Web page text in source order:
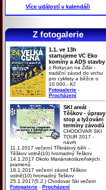
Více událostí v kalendáři
Z fotogalerie
1.1. ve 13h
startujeme VC Eko
komíny a ADS stavby
z Rokycan na Žďár -
tradiční závod do vrchu
pro cyklisty a běžce o
10 000,- Kč
Fotogalerie -
Procházení
SKI areál
Těškov - úpravy
stop a lyžování
termíny závodů
CHODOVAR SKI
TOUR 2017 -
návrh
11.1.2017 večerní Tříkrálový běh -
Těškov volně(10) hromadný Teškov
14.1.2017 Okolo Mariánskolázeňských
pramenů
18.1.2017 večerní závod Těškov
volně(10) hromadný Teškov
25.1.2017(5.2.) Chodovar Ski večern
Fotogalerie - Procházení